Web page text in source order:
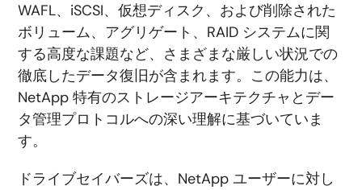
WAFL、iSCSI、仮想ディスク、および削除された
ボリューム、アグリゲート、RAID システムに関
する高度な課題など、さまざまな厳しい状況での
徹底したデータ復旧が含まれます。この能力は、
NetApp 特有のストレージアーキテクチャとデー
タ管理プロトコルへの深い理解に基づいていま
す。
ドライブセイバーズは、NetApp ユーザーに対し